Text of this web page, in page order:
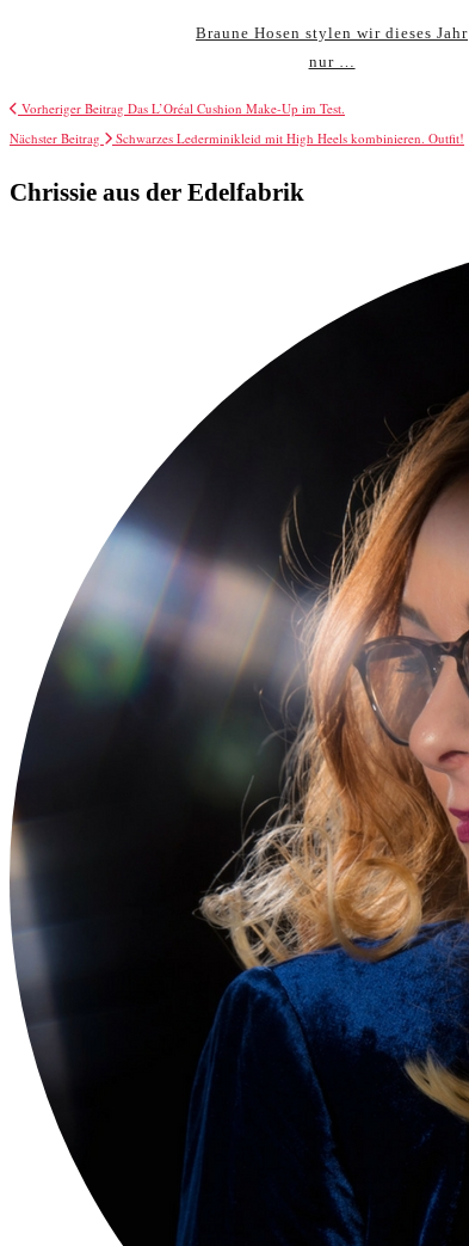
Braune Hosen stylen wir dieses Jahr
nur …
Vorheriger Beitrag Das L’Oréal Cushion Make-Up im Test.
Nächster Beitrag
Schwarzes Lederminikleid mit High Heels kombinieren. Outfit!
Chrissie aus der Edelfabrik